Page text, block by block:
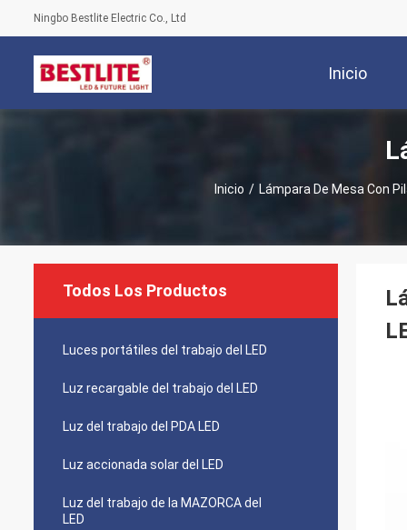
Ningbo Bestlite Electric Co., Ltd
Inicio
Inicio / Lámpara De Mesa Con
Todos Los Productos
Luces portátiles del trabajo del LED
Luz recargable del trabajo del LED
Luz del trabajo del PDA LED
Luz accionada solar del LED
Luz del trabajo de la MAZORCA del
LED